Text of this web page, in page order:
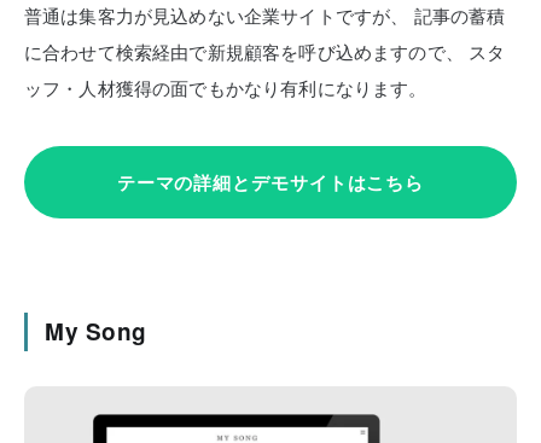
普通は集客力が見込めない企業サイトですが、
記事の蓄積
に合わせて検索経由で新規顧客を呼び込めますので、
スタ
ッフ・人材獲得の面でもかなり有利になります。
テーマの詳細とデモサイトはこちら
My Song